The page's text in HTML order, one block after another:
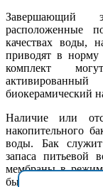
Завершающий
расположенные
качествах воды,
приводят в
комплект
биокерамический
Наличие или
накопительного
воды. Бак
запаса питьевой
мембраны в
быть